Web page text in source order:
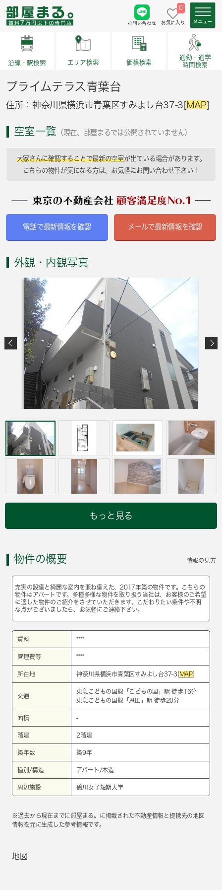
お問い合わせ
0
お気に入り
沿線・駅検索 エリア検索 価格検索
通勤・通学
時間検索
プライムテラス青葉台
住所：神奈川県横浜市青葉区すみよし台37-3[MAP]
空室一覧 （現在、部屋まるでは公開されていません）
大家さんに確認することで最新の空室が出ている場合があります。
こちらの物件が気になる方は、お気軽にお問い合わせ下さい！
電話で最新情報を確認 メールで最新情報を確認
外観・内観写真
もっと見る
物件の概要 情報の見方
充実の設備と綺麗な室内を兼ね備えた、2017年築の物件です。こちらの
物件はアパートです。多種多様な物件を取り扱う当社は、お客様のご希望
に適した物件のご紹介をさせていただきます。こだわりたい条件や不明
な点がございましたら、お気軽にご連絡下さい。
賃料 ****
管理費等 ****
所在地 神奈川県横浜市青葉区すみよし台37-3[ MAP]
交通
東急こどもの国線 「 こどもの国 」駅 徒歩16分
東急こどもの国線 「 恩田 」駅 徒歩20分
面積 -
階建 2階建
築年数 築9年
種別/構造 アパート/木造
周辺施設 鶴川女子短期大学
※過去から現在までに部屋まる。に掲載された不動産情報と提携先の地図
情報を元に生成した参考情報です。
地図